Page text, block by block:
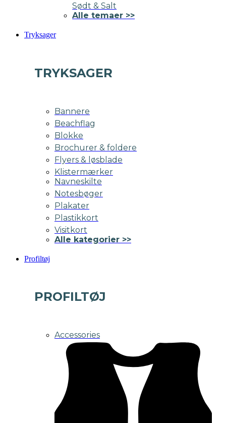
Sødt & Salt
Alle temaer >>
Tryksager
TRYKSAGER
Bannere
Beachflag
Blokke
Brochurer & foldere
Flyers & løsblade
Klistermærker
Navneskilte
Notesbøger
Plakater
Plastikkort
Visitkort
Alle kategorier >>
Profiltøj
PROFILTØJ
Accessories